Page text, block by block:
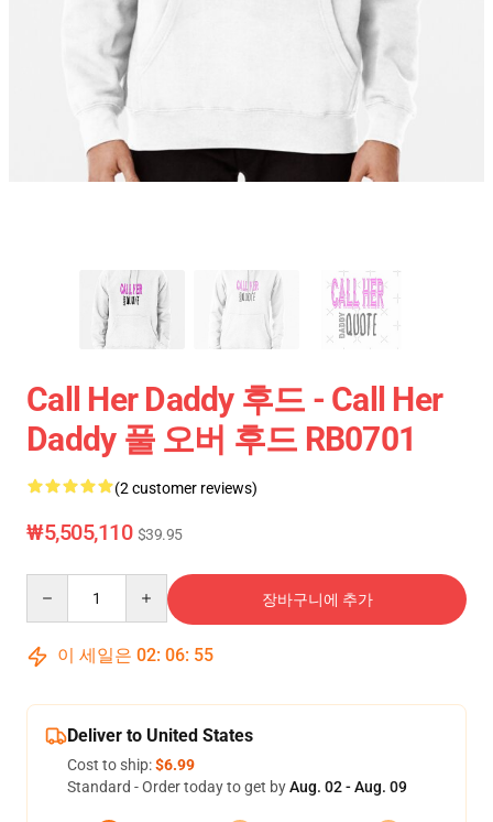
Call Her Daddy 후드 - Call Her
Daddy 풀 오버 후드 RB0701
(2 customer reviews)
₩5,505,110 $39.95
장바구니에 추가
이 세일은 02: 06: 55
Deliver to United States
Cost to ship:$6.99
Standard - Order today to get byAug. 02 - Aug. 09